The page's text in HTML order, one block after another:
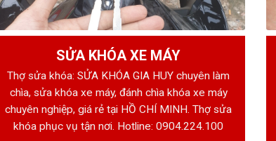
SỬA KHÓA XE MÁY
Thợ sửa khóa: SỬA KHÓA GIA HUY chuyên làm
chìa, sửa khóa xe máy, đánh chìa khóa xe máy
chuyên nghiệp, giá rẻ tại HỒ CHÍ MINH. Thợ sửa
khóa phục vụ tận nơi. Hotline:0904.224.100